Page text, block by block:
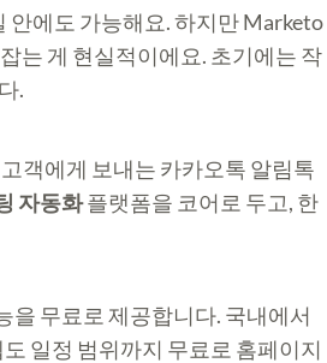
안에도 가능해요. 하지만 Marketo
는 게 현실적이에요. 초기에는 작
.
객에게 보내는 카카오톡 알림톡
자동화플랫폼을 코어로 두고, 한
을 무료로 제공합니다. 국내에서
일정 범위까지 무료로 홈페이지